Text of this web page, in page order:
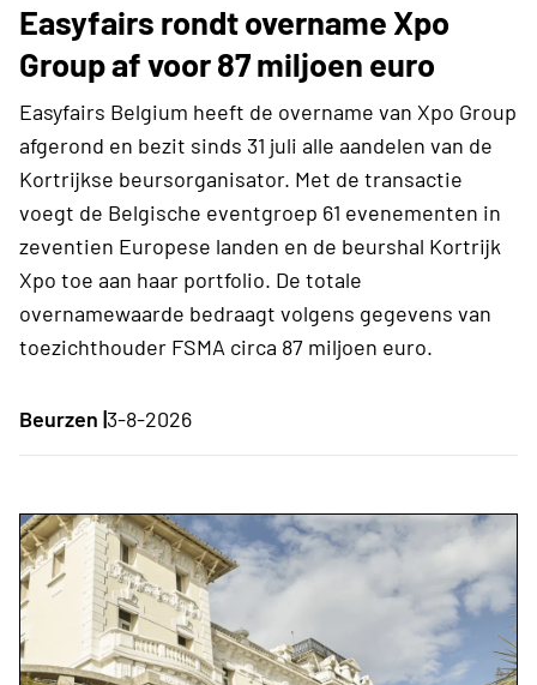
Easyfairs rondt overname Xpo
Group af voor 87 miljoen euro
Easyfairs Belgium heeft de overname van Xpo Group
afgerond en bezit sinds 31 juli alle aandelen van de
Kortrijkse beursorganisator. Met de transactie
voegt de Belgische eventgroep 61 evenementen in
zeventien Europese landen en de beurshal Kortrijk
Xpo toe aan haar portfolio. De totale
overnamewaarde bedraagt volgens gegevens van
toezichthouder FSMA circa 87 miljoen euro.
Beurzen |3-8-2026